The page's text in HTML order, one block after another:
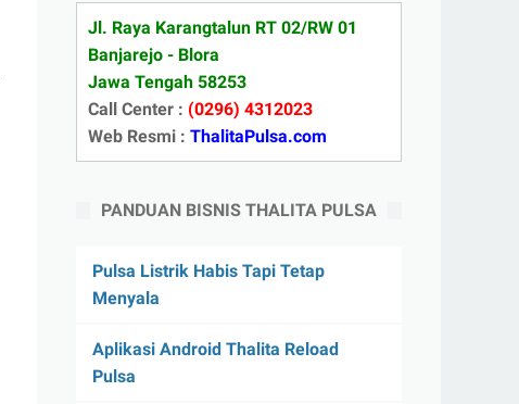
Jl. Raya Karangtalun RT 02/RW 01
Banjarejo - Blora
Jawa Tengah 58253
Call Center : (0296) 4312023
Web Resmi : ThalitaPulsa.com
PANDUAN BISNIS THALITA PULSA
Pulsa Listrik Habis Tapi Tetap
Menyala
Aplikasi Android Thalita Reload
Pulsa